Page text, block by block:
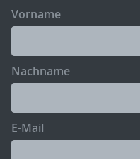
Vorname
Nachname
E-Mail